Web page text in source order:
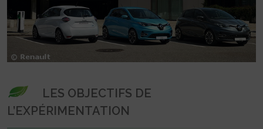
LES OBJECTIFS DE
L’EXPÉRIMENTATION